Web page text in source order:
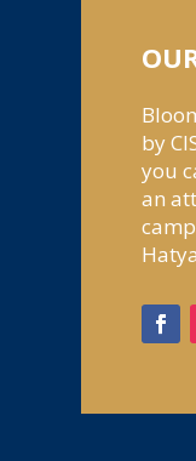
by
you
an